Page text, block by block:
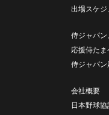
出場スケジ
侍ジャパン
応援侍たま
侍ジャパン
会社概要
日本野球協